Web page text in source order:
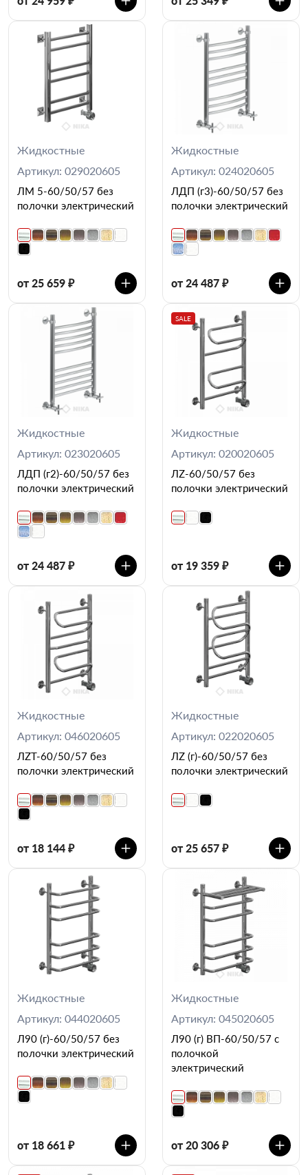
Жидкостные
Артикул: 029020605
ЛМ 5-60/50/57 без
полочки электрический
от 25 659 ₽
Жидкостные
Артикул: 024020605
ЛДП (г3)-60/50/57 без
полочки электрический
от 24 487 ₽
Жидкостные
Артикул: 023020605
ЛДП (г2)-60/50/57 без
полочки электрический
от 24 487 ₽
SALE
Жидкостные
Артикул: 020020605
ЛZ-60/50/57 без
полочки электрический
от 19 359 ₽
Жидкостные
Артикул: 046020605
ЛZT-60/50/57 без
полочки электрический
от 18 144 ₽
Жидкостные
Артикул: 022020605
ЛZ (г)-60/50/57 без
полочки электрический
от 25 657 ₽
Жидкостные
Артикул: 044020605
Л90 (г)-60/50/57 без
полочки электрический
от 18 661 ₽
Жидкостные
Артикул: 045020605
Л90 (г) ВП-60/50/57 с
полочкой
электрический
от 20 306 ₽